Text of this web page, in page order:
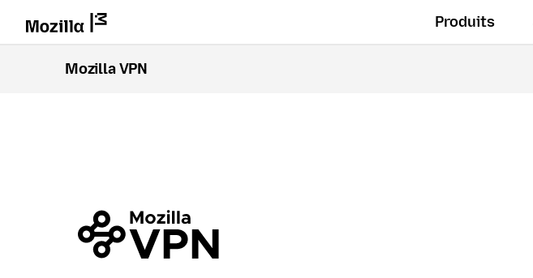
Produits
Mozilla VPN